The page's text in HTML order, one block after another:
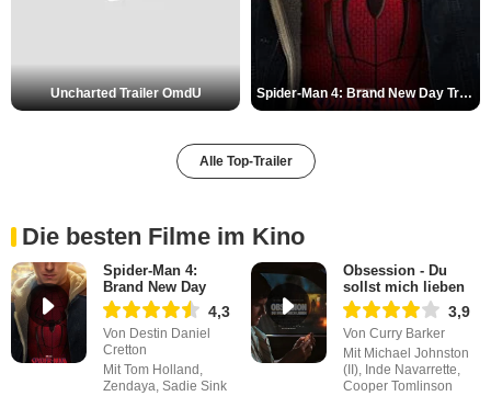
Uncharted Trailer OmdU Spider-Man 4: Brand New Day Trailer (3) DF
Alle Top-Trailer
Die besten Filme im Kino
Spider-Man 4:
Brand New Day
4,3
Von Destin Daniel
Cretton
Mit Tom Holland,
Zendaya, Sadie Sink
Obsession - Du
sollst mich lieben
3,9
Von Curry Barker
Mit Michael Johnston
(II), Inde Navarrette,
Cooper Tomlinson